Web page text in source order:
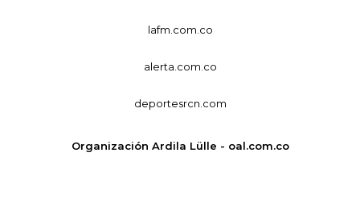
lafm.com.co
alerta.com.co
deportesrcn.com
Organización Ardila Lülle - oal.com.co